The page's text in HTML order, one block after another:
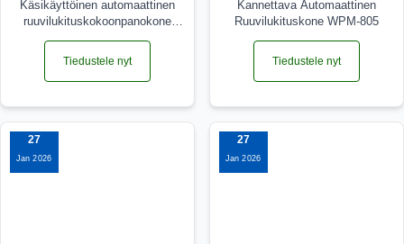
Käsikäyttöinen automaattinen
ruuvilukituskokoonpanokone
WPM-801
Tiedustele nyt
Kannettava Automaattinen
Ruuvilukituskone WPM-805
Tiedustele nyt
27
Jan 2026
27
Jan 2026